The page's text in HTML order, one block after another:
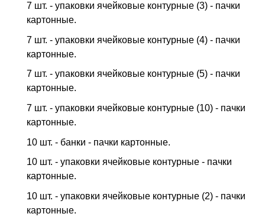
7 шт. - упаковки ячейковые контурные (3) - пачки
картонные.
7 шт. - упаковки ячейковые контурные (4) - пачки
картонные.
7 шт. - упаковки ячейковые контурные (5) - пачки
картонные.
7 шт. - упаковки ячейковые контурные (10) - пачки
картонные.
10 шт. - банки - пачки картонные.
10 шт. - упаковки ячейковые контурные - пачки
картонные.
10 шт. - упаковки ячейковые контурные (2) - пачки
картонные.